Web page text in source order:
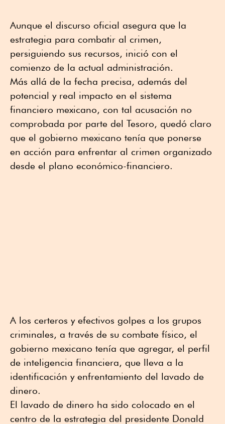
Aunque el discurso oficial asegura que la
estrategia para combatir al crimen,
persiguiendo sus recursos, inició con el
comienzo de la actual administración.
Más allá de la fecha precisa, además del
potencial y real impacto en el sistema
financiero mexicano, con tal acusación no
comprobada por parte del Tesoro, quedó claro
que el gobierno mexicano tenía que ponerse
en acción para enfrentar al crimen organizado
desde el plano económico-financiero.
A los certeros y efectivos golpes a los grupos
criminales, a través de su combate físico, el
gobierno mexicano tenía que agregar, el perfil
de inteligencia financiera, que lleva a la
identificación y enfrentamiento del lavado de
dinero.
El lavado de dinero ha sido colocado en el
centro de la estrategia del presidente Donald